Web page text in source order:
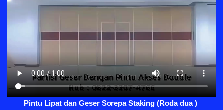
Pintu Lipat dan Geser Sorepa Staking (Roda dua )